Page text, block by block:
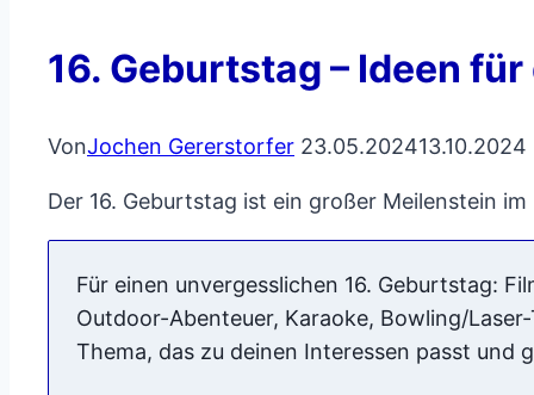
16. Geburtstag – Ideen
VonJochen Gererstorfer 23.05.202413.10.2024
Der 16. Geburtstag ist ein großer Meilenstein
Für einen unvergesslichen 16. Geburtstag:
Outdoor-Abenteuer, Karaoke, Bowling/
Thema, das zu deinen Interessen passt und